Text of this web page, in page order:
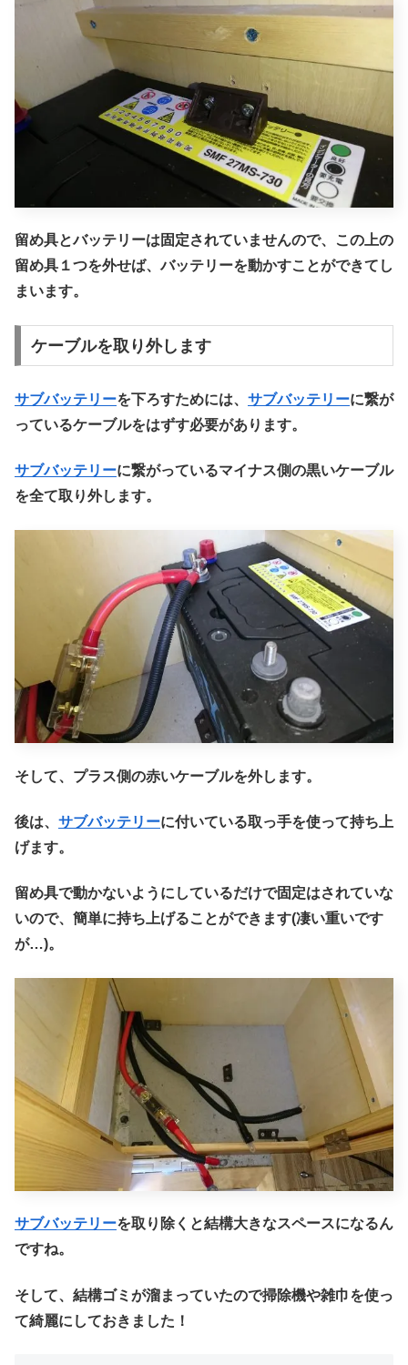
留め具とバッテリーは固定されていませんので、この上の
留め具１つを外せば、バッテリーを動かすことができてし
まいます。
ケーブルを取り外します
サブバッテリーを下ろすためには、 サブバッテリーに繋が
っているケーブルをはずす必要があります。
サブバッテリーに繋がっているマイナス側の黒いケーブル
を全て取り外します。
そして、プラス側の赤いケーブルを外します。
後は、 サブバッテリーに付いている取っ手を使って持ち上
げます。
留め具で動かないようにしているだけで固定はされていな
いので、簡単に持ち上げることができます(凄い重いです
が…)。
サブバッテリーを取り除くと結構大きなスペースになるん
ですね。
そして、結構ゴミが溜まっていたので掃除機や雑巾を使っ
て綺麗にしておきました！